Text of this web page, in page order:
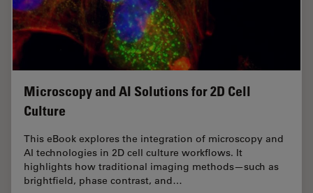
Microscopy and AI Solutions for 2D Cell
Culture
This eBook explores the integration of microscopy and
AI technologies in 2D cell culture workflows. It
highlights how traditional imaging methods—such as
brightfield, phase contrast, and…